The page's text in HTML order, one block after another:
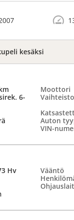
kesäksi
Moottori
6-
Vaihteisto
Auton
VIN-
Hv Vääntö